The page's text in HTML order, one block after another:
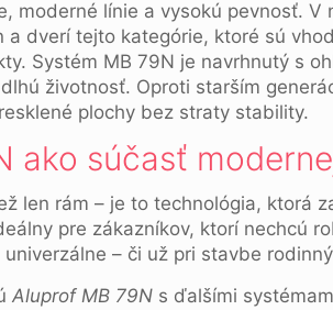
moderné línie a vysokú pevnosť.
a dverí tejto kategórie, ktoré sú
Systém MB 79N je navrhnutý s
životnosť. Oproti starším
plochy bez straty stability.
ako súčasť
len rám – je to technológia, ktorá
pre zákazníkov, ktorí nechcú
– či už pri stavbe
Aluprof MB 79Ns ďalšími